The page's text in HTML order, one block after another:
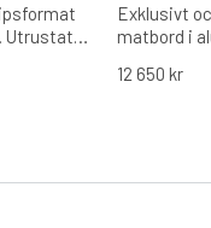
Utrustat
tar
Exklusivt
matbord i
en smidig
12 650 kr